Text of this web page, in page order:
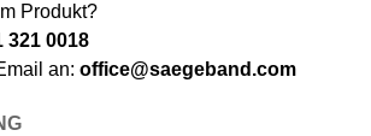
Produkt?
321 0018
an: office@saegeband.com